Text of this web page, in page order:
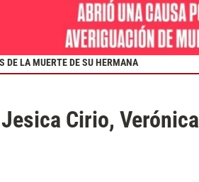
DE LA MUERTE DE SU HERMANA
Cirio, Verónica